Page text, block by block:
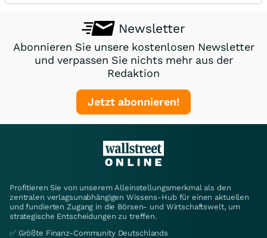
Newsletter
Abonnieren Sie unsere kostenlosen Newsletter
und verpassen Sie nichts mehr aus der
Redaktion
Jetzt abonnieren!
Profitieren Sie von unserem Alleinstellungsmerkmal als den
zentralen verlagsunabhängigen Wissens-Hub für einen aktuellen
und fundierten Zugang in die Börsen- und Wirtschaftswelt, um
strategische Entscheidungen zu treffen.
✅ Größte Finanz-Community Deutschlands